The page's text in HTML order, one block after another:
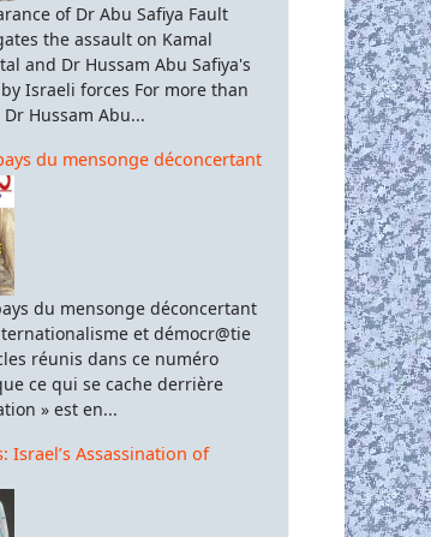
of Dr Abu Safiya Fault
the assault on Kamal
and Dr Hussam Abu Safiya's
Israeli forces For more than
Hussam Abu...
du mensonge déconcertant
du mensonge déconcertant
et démocr@tie
réunis dans ce numéro
ce qui se cache derrière
» est en...
Israel’s Assassination of